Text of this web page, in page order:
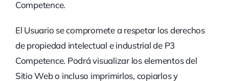
Competence.
El Usuario se compromete a respetar los derechos
de propiedad intelectual e industrial de P3
Competence. Podrá visualizar los elementos del
Sitio Web o incluso imprimirlos, copiarlos y